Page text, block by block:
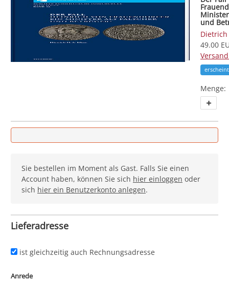
und
Dietrich
49.00
Menge:
Sie bestellen im Moment als Gast. Falls Sie einen
Account haben, können Sie sich hier einloggen oder
sich hier ein Benutzerkonto anlegen.
Lieferadresse
ist gleichzeitig auch Rechnungsadresse
Anrede